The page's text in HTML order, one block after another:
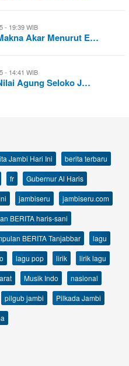
- 19:39 WIB
Akar Menurut E…
- 14:41 WIB
Agung Seloko J…
Jambi Hari Ini
berita terbaru
fr
Gubernur Al Haris
jambiseru
jambiseru.com
BERITA haris-sani
BERITA Tanjabbar
lagu
lagu pop lirik
lirik lagu
Musik Indo
nasional
pilgub jambi
Pilkada Jambi